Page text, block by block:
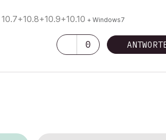
10.7+10.8+10.9+10.10 + Windows7
0